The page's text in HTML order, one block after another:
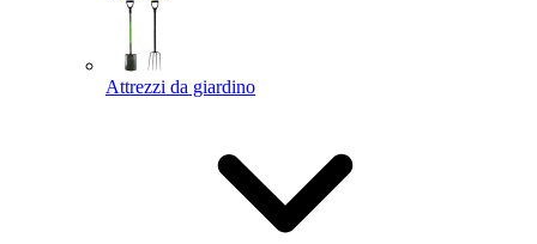
Attrezzi da giardino